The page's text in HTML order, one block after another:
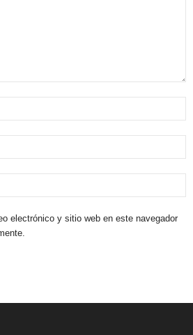
electrónico y sitio web en este navegador